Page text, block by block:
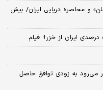
و محاصره دریایی ایران/ بیش
می‌رود به زودی توافق حاصل